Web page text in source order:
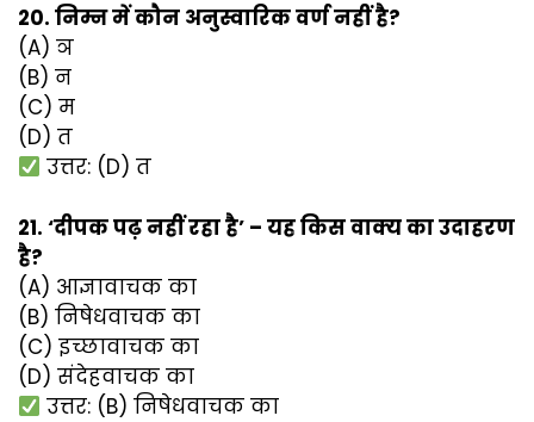
20. निम्न में कौन अनुस्वारिक वर्ण नहीं है?
(A) ञ
(B) न
(C) म
(D) त
उत्तर: (D) त
21. ‘दीपक पढ़ नहीं रहा है’ – यह किस वाक्य का उदाहरण
है?
(A) आज्ञावाचक का
(B) निषेधवाचक का
(C) इच्छावाचक का
(D) संदेहवाचक का
उत्तर: (B) निषेधवाचक का